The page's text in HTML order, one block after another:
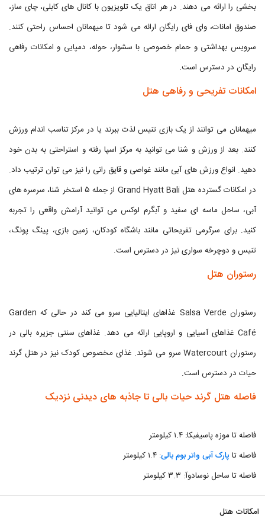
بخشی را ارائه می دهند. در هر اتاق یک تلویزیون با کانال های کابلی، چای ساز،
صندوق امانات، وای فای رایگان ارائه می شود تا میهمانان احساس راحتی کنند.
سرویس بهداشتی و حمام خصوصی با سشوار، حوله، دمپایی و امکانات رفاهی
رایگان در دسترس است.
امکانات تفریحی و رفاهی هتل
میهمانان می توانند از یک بازی تنیس لذت ببرند یا در مرکز تناسب اندام ورزش
کنند. بعد از ورزش و شنا می توانید به مرکز اسپا رفته و استراحتی به بدن خود
دهید. انواع ورزش های آبی مانند غواصی و قایق رانی را نیز می توان ترتیب داد.
در امکانات گسترده هتل Grand Hyatt Bali از جمله ۵ استخر شنا، سرسره های
آبی، ساحل ماسه ای سفید و آبگرم لوکس می توانید آرامش واقعی را تجربه
کنید. برای سرگرمی تفریحاتی مانند باشگاه کودکان، زمین بازی، پینگ پونگ،
تنیس و دوچرخه سواری نیز در دسترس است.
رستوران هتل
رستوران Salsa Verde غذاهای ایتالیایی سرو می کند در حالی که Garden
Café غذاهای آسیایی و اروپایی ارائه می دهد. غذاهای سنتی جزیره بالی در
رستوران Watercourt سرو می شوند. غذای مخصوص کودک نیز در هتل گرند
حیات در دسترس است.
فاصله هتل گرند حیات بالی تا جاذبه های دیدنی نزدیک
فاصله تا موزه پاسیفیکا: ۱.۴ کیلومتر
فاصله تا پارک آبی واتر بوم بالی: ۱.۴ کیلومتر
فاصله تا ساحل نوسادوآ: ۳.۳ کیلومتر
امکانات هتل